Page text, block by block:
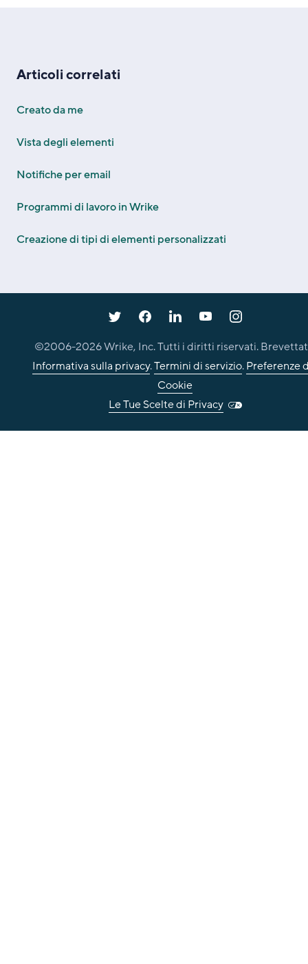
Articoli correlati
Creato da me
Vista degli elementi
Notifiche per email
Programmi di lavoro in Wrike
Creazione di tipi di elementi personalizzati
©2006-2026Wrike, Inc. Tutti i diritti riservati.
Informativa sulla privacy.Termini di servizio.Preferenze
Cookie
Le Tue Scelte di Privacy